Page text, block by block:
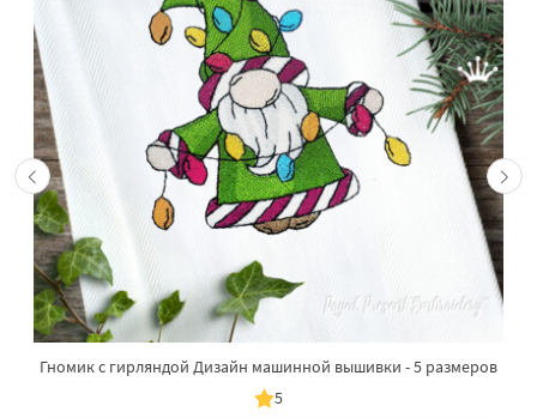
Гномик с гирляндой Дизайн машинной вышивки - 5 размеров
5